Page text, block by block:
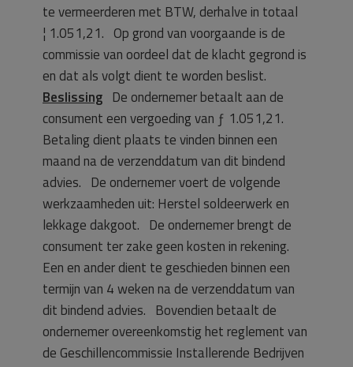
te vermeerderen met BTW, derhalve in totaal
¦ 1.051,21. Op grond van voorgaande is de
commissie van oordeel dat de klacht gegrond is
en dat als volgt dient te worden beslist.
Beslissing De ondernemer betaalt aan de
consument een vergoeding van ƒ 1.051,21.
Betaling dient plaats te vinden binnen een
maand na de verzenddatum van dit bindend
advies. De ondernemer voert de volgende
werkzaamheden uit: Herstel soldeerwerk en
lekkage dakgoot. De ondernemer brengt de
consument ter zake geen kosten in rekening.
Een en ander dient te geschieden binnen een
termijn van 4 weken na de verzenddatum van
dit bindend advies. Bovendien betaalt de
ondernemer overeenkomstig het reglement van
de Geschillencommissie Installerende Bedrijven